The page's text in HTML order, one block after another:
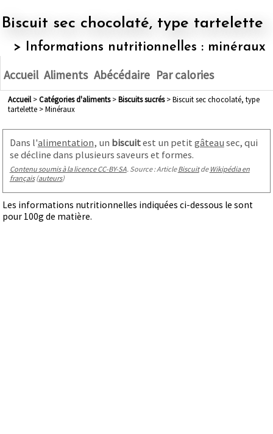
Biscuit sec chocolaté, type tartelette
> Informations nutritionnelles : minéraux
Accueil Aliments Abécédaire Par calories
Accueil> Catégories d'aliments> biscuits sucrés> Biscuit sec chocolaté, type
tartelette > Minéraux
Dans l'alimentation, un biscuitest un petit gâteau sec, qui
se décline dans plusieurs saveurs et formes.
Contenu soumis à la licence CC-BY-SA. Source : ArticleBiscuitde Wikipédia en
français(auteurs)
Les informations nutritionnelles indiquées ci-dessous le sont
pour 100g de matière.